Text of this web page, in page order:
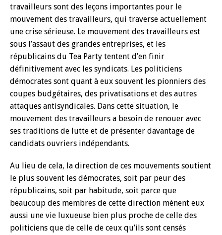
travailleurs sont des leçons importantes pour le
mouvement des travailleurs, qui traverse actuellement
une crise sérieuse. Le mouvement des travailleurs est
sous l’assaut des grandes entreprises, et les
républicains du Tea Party tentent d’en finir
définitivement avec les syndicats. Les politiciens
démocrates sont quant à eux souvent les pionniers des
coupes budgétaires, des privatisations et des autres
attaques antisyndicales. Dans cette situation, le
mouvement des travailleurs a besoin de renouer avec
ses traditions de lutte et de présenter davantage de
candidats ouvriers indépendants.
Au lieu de cela, la direction de ces mouvements soutient
le plus souvent les démocrates, soit par peur des
républicains, soit par habitude, soit parce que
beaucoup des membres de cette direction mènent eux
aussi une vie luxueuse bien plus proche de celle des
politiciens que de celle de ceux qu’ils sont censés